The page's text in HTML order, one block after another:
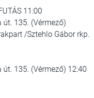
11:00
út. 135. (Vérmező)
/Sztehlo Gábor rkp.
út. 135. (Vérmező) 12:40